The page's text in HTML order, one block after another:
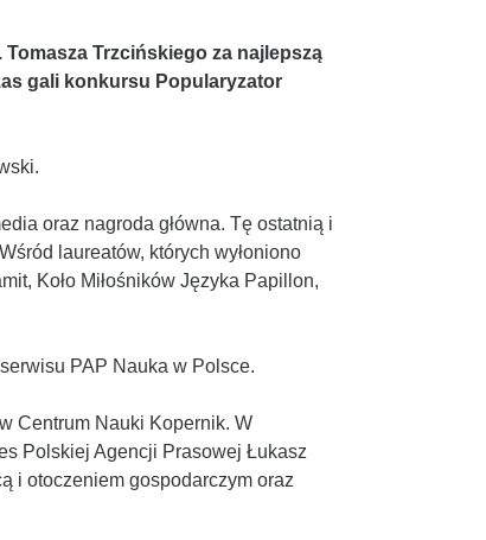
Tomasza Trzcińskiego za najlepszą
gali konkursu Popularyzator
oraz nagroda główna. Tę ostatnią i
laureatów, których wyłoniono
Koło Miłośników Języka Papillon,
PAP Nauka w Polsce.
Centrum Nauki Kopernik. W
Polskiej Agencji Prasowej Łukasz
i otoczeniem gospodarczym oraz